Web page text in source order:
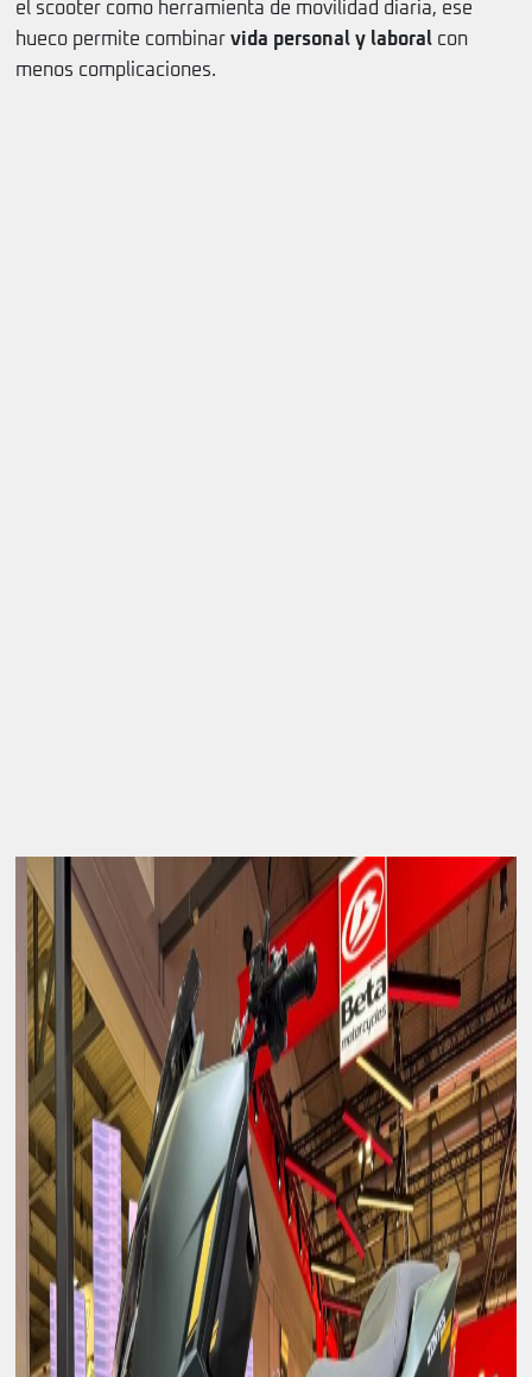
el scooter como herramienta de movilidad diaria, ese
hueco permite combinar vida personal y laboral con
menos complicaciones.